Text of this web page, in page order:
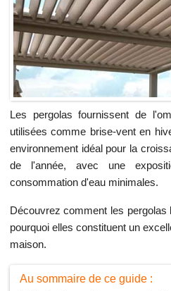
Les pergolas fournissent de
utilisées comme brise-vent en
environnement idéal pour la
de l'année, avec une
consommation d'eau minimales.
Découvrez comment les pergolas
pourquoi elles constituent un
maison.
Au sommaire de ce guide :